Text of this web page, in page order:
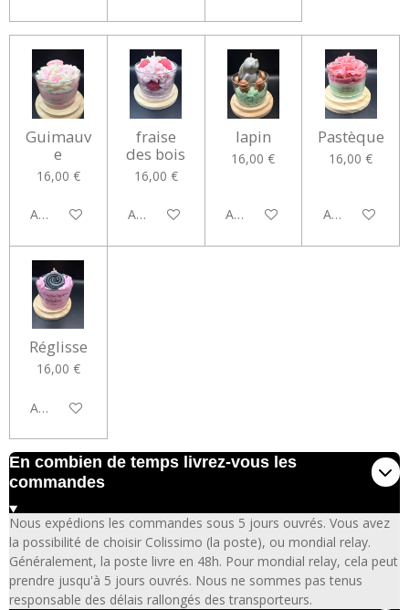
Guimauv
e
16,00 €
Ajouter au panier
fraise
des bois
16,00 €
Ajouter au panier
lapin
16,00 €
Ajouter au panier
Pastèque
16,00 €
Ajouter au
Réglisse
16,00 €
Ajouter au panier
En combien de temps livrez-vous les
commandes
Nous expédions les commandes sous 5 jours ouvrés. Vous avez
la possibilité de choisir Colissimo (la poste), ou mondial relay.
Généralement, la poste livre en 48h. Pour mondial relay, cela peut
prendre jusqu'à 5 jours ouvrés. Nous ne sommes pas tenus
responsable des délais rallongés des transporteurs.